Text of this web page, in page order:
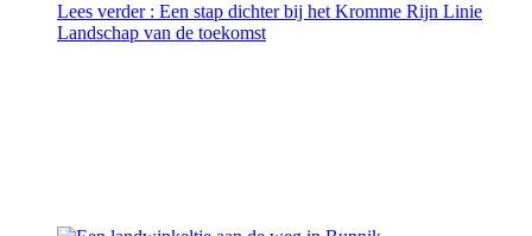
Lees verder : Een stap dichter bij het Kromme Rijn Linie
Landschap van de toekomst